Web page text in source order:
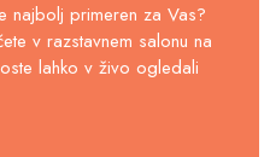
najbolj primeren za Vas?
v razstavnem salonu na
lahko v živo ogledali